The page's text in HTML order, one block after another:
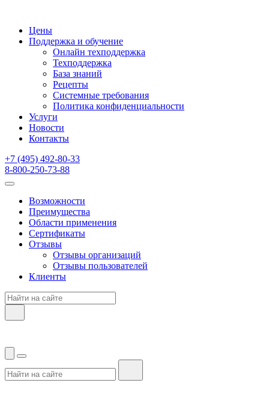
Цены
Поддержка и обучение
Онлайн техподдержка
Техподдержка
База знаний
Рецепты
Системные требования
Политика конфиденциальности
Услуги
Новости
Контакты
+7 (495) 492-80-33
8-800-250-73-88
Возможности
Преимущества
Области применения
Сертификаты
Отзывы
Отзывы организаций
Отзывы пользователей
Клиенты